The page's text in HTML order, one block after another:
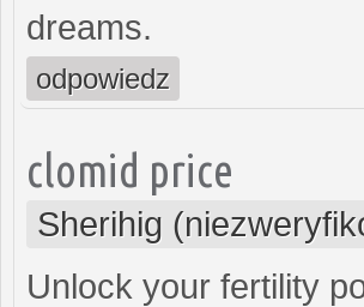
dreams.
odpowiedz
clomid price
Sherihig
Unlock your fertility